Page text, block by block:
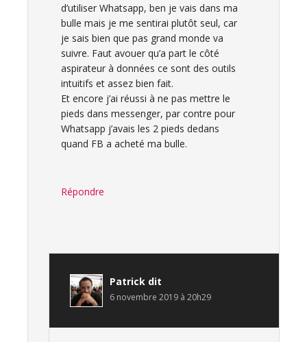
d’utiliser Whatsapp, ben je vais dans ma
bulle mais je me sentirai plutôt seul, car
je sais bien que pas grand monde va
suivre. Faut avouer qu’a part le côté
aspirateur à données ce sont des outils
intuitifs et assez bien fait.
Et encore j’ai réussi à ne pas mettre le
pieds dans messenger, par contre pour
Whatsapp j’avais les 2 pieds dedans
quand FB a acheté ma bulle.
Répondre
Patrick dit
6 novembre 2019 à 20h29